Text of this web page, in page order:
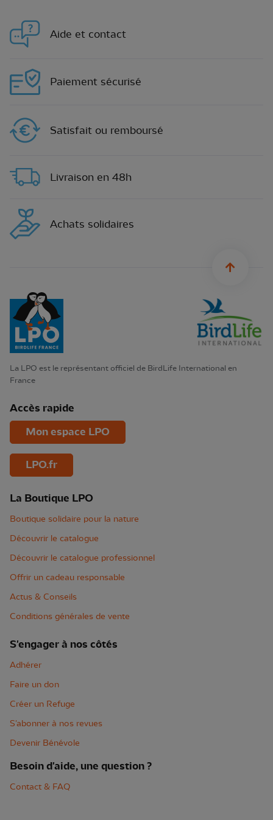
Aide et contact
Paiement sécurisé
Satisfait ou remboursé
Livraison en 48h
Achats solidaires
La LPO est le représentant officiel de BirdLife International en
France
Accès rapide
Mon espace LPO
LPO.fr
La Boutique LPO
Boutique solidaire pour la nature
Découvrir le catalogue
Découvrir le catalogue professionnel
Offrir un cadeau responsable
Actus & Conseils
Conditions générales de vente
S'engager à nos côtés
Adhérer
Faire un don
Créer un Refuge
S'abonner à nos revues
Devenir Bénévole
Besoin d'aide, une question ?
Contact & FAQ